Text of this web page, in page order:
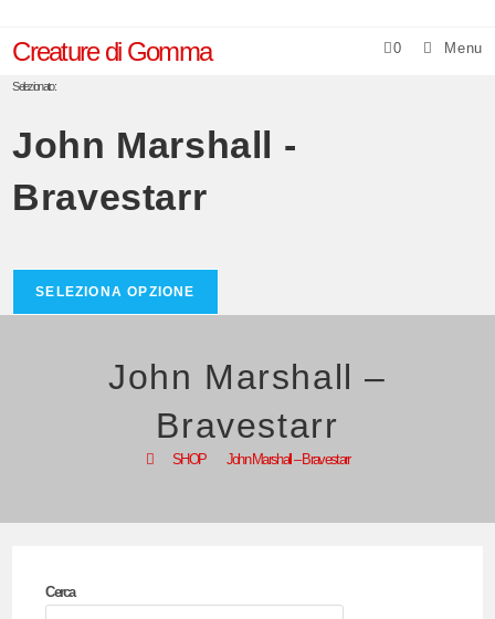
Creature di Gomma 0 Menu
Selezionato:
John Marshall -
Bravestarr
SELEZIONA OPZIONE
John Marshall –
Bravestarr
SHOP John Marshall – Bravestarr
Cerca